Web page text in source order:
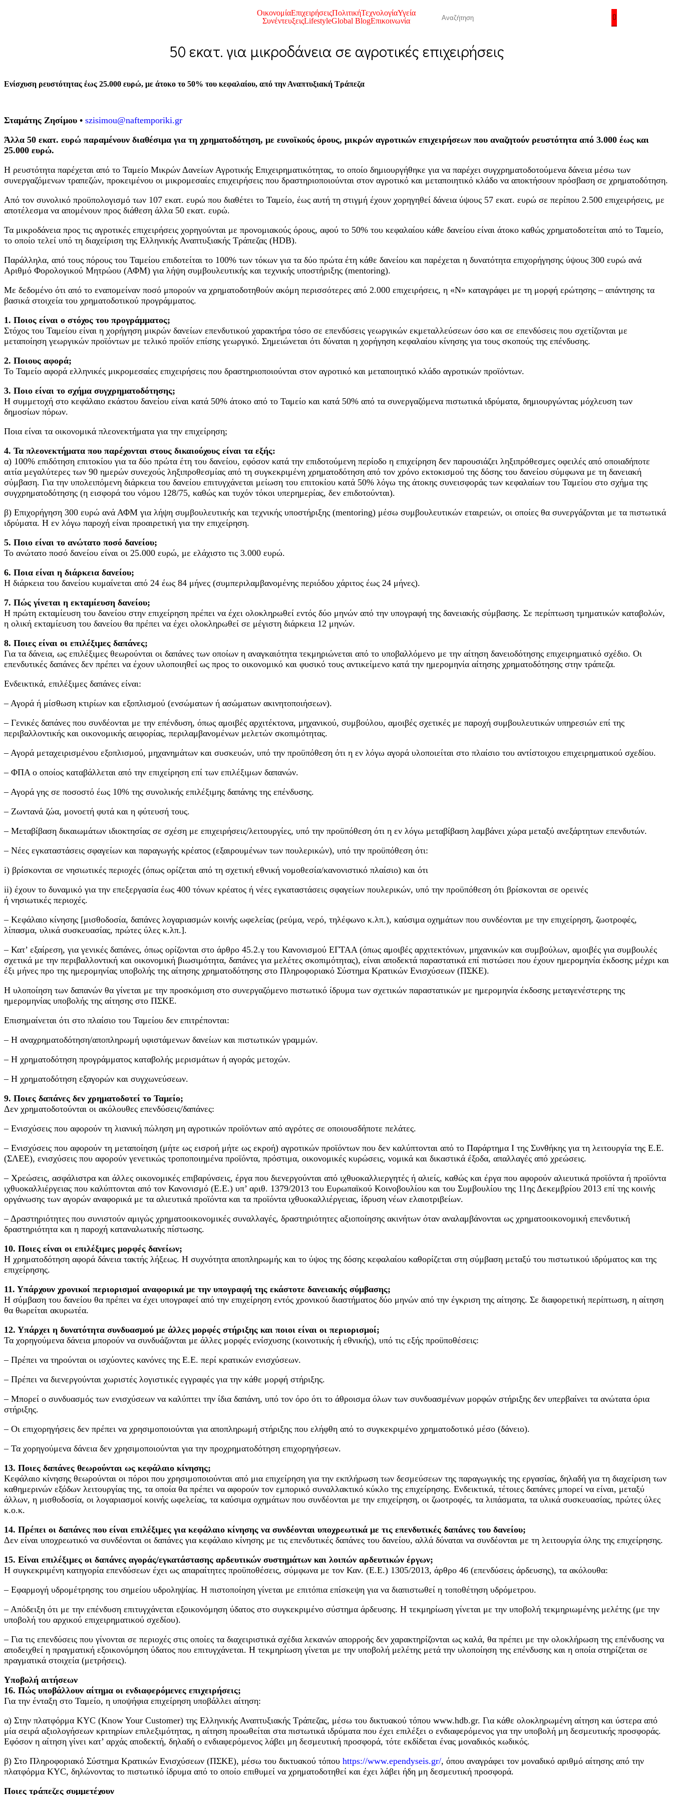
ΟικονομίαΕπιχειρήσειςΠολιτικήΤεχνολογίαΥγεία
ΣυνέντευξειςLifestyleGlobal BlogΕπικοινωνία
50 εκατ. για μικροδάνεια σε αγροτικές επιχειρήσεις
Ενίσχυση ρευστότητας έως 25.000 ευρώ, με άτοκο το 50% του κεφαλαίου, από την Αναπτυξιακή Τράπεζα
Σταμάτης Ζησίμου • szisimou@naftemporiki.gr
Άλλα 50 εκατ. ευρώ παραμένουν διαθέσιμα για τη χρηματοδότηση, με ευνοϊκούς όρους, μικρών αγροτικών επιχειρήσεων που αναζητούν ρευστότητα από 3.000 έως και
25.000 ευρώ.
Η ρευστότητα παρέχεται από το Ταμείο Μικρών Δανείων Αγροτικής Επιχειρηματικότητας, το οποίο δημιουργήθηκε για να παρέχει συγχρηματοδοτούμενα δάνεια μέσω των
συνεργαζόμενων τραπεζών, προκειμένου οι μικρομεσαίες επιχειρήσεις που δραστηριοποιούνται στον αγροτικό και μεταποιητικό κλάδο να αποκτήσουν πρόσβαση σε χρηματοδότηση.
Από τον συνολικό προϋπολογισμό των 107 εκατ. ευρώ που διαθέτει το Ταμείο, έως αυτή τη στιγμή έχουν χορηγηθεί δάνεια ύψους 57 εκατ. ευρώ σε περίπου 2.500 επιχειρήσεις, με
αποτέλεσμα να απομένουν προς διάθεση άλλα 50 εκατ. ευρώ.
Τα μικροδάνεια προς τις αγροτικές επιχειρήσεις χορηγούνται με προνομιακούς όρους, αφού το 50% του κεφαλαίου κάθε δανείου είναι άτοκο καθώς χρηματοδοτείται από το Ταμείο,
το οποίο τελεί υπό τη διαχείριση της Ελληνικής Αναπτυξιακής Τράπεζας (HDB).
Παράλληλα, από τους πόρους του Ταμείου επιδοτείται το 100% των τόκων για τα δύο πρώτα έτη κάθε δανείου και παρέχεται η δυνατότητα επιχορήγησης ύψους 300 ευρώ ανά
Αριθμό Φορολογικού Μητρώου (ΑΦΜ) για λήψη συμβουλευτικής και τεχνικής υποστήριξης (mentoring).
Με δεδομένο ότι από το εναπομείναν ποσό μπορούν να χρηματοδοτηθούν ακόμη περισσότερες από 2.000 επιχειρήσεις, η «Ν» καταγράφει με τη μορφή ερώτησης – απάντησης τα
βασικά στοιχεία του χρηματοδοτικού προγράμματος.
1. Ποιος είναι ο στόχος του προγράμματος;
Στόχος του Ταμείου είναι η χορήγηση μικρών δανείων επενδυτικού χαρακτήρα τόσο σε επενδύσεις γεωργικών εκμεταλλεύσεων όσο και σε επενδύσεις που σχετίζονται με
μεταποίηση γεωργικών προϊόντων με τελικό προϊόν επίσης γεωργικό. Σημειώνεται ότι δύναται η χορήγηση κεφαλαίου κίνησης για τους σκοπούς της επένδυσης.
2. Ποιους αφορά;
Το Ταμείο αφορά ελληνικές μικρομεσαίες επιχειρήσεις που δραστηριοποιούνται στον αγροτικό και μεταποιητικό κλάδο αγροτικών προϊόντων.
3. Ποιο είναι το σχήμα συγχρηματοδότησης;
H συμμετοχή στο κεφάλαιο εκάστου δανείου είναι κατά 50% άτοκο από το Ταμείο και κατά 50% από τα συνεργαζόμενα πιστωτικά ιδρύματα, δημιουργώντας μόχλευση των
δημοσίων πόρων.
Ποια είναι τα οικονομικά πλεονεκτήματα για την επιχείρηση;
4. Τα πλεονεκτήματα που παρέχονται στους δικαιούχους είναι τα εξής:
α) 100% επιδότηση επιτοκίου για τα δύο πρώτα έτη του δανείου, εφόσον κατά την επιδοτούμενη περίοδο η επιχείρηση δεν παρουσιάζει ληξιπρόθεσμες οφειλές από οποιαδήποτε
αιτία μεγαλύτερες των 90 ημερών συνεχούς ληξιπροθεσμίας από τη συγκεκριμένη χρηματοδότηση από τον χρόνο εκτοκισμού της δόσης του δανείου σύμφωνα με τη δανειακή
σύμβαση. Για την υπολειπόμενη διάρκεια του δανείου επιτυγχάνεται μείωση του επιτοκίου κατά 50% λόγω της άτοκης συνεισφοράς των κεφαλαίων του Ταμείου στο σχήμα της
συγχρηματοδότησης (η εισφορά του νόμου 128/75, καθώς και τυχόν τόκοι υπερημερίας, δεν επιδοτούνται).
β) Επιχορήγηση 300 ευρώ ανά ΑΦΜ για λήψη συμβουλευτικής και τεχνικής υποστήριξης (mentoring) μέσω συμβουλευτικών εταιρειών, οι οποίες θα συνεργάζονται με τα πιστωτικά
ιδρύματα. Η εν λόγω παροχή είναι προαιρετική για την επιχείρηση.
5. Ποιο είναι το ανώτατο ποσό δανείου;
Το ανώτατο ποσό δανείου είναι οι 25.000 ευρώ, με ελάχιστο τις 3.000 ευρώ.
6. Ποια είναι η διάρκεια δανείου;
Η διάρκεια του δανείου κυμαίνεται από 24 έως 84 μήνες (συμπεριλαμβανομένης περιόδου χάριτος έως 24 μήνες).
7. Πώς γίνεται η εκταμίευση δανείου;
Η πρώτη εκταμίευση του δανείου στην επιχείρηση πρέπει να έχει ολοκληρωθεί εντός δύο μηνών από την υπογραφή της δανειακής σύμβασης. Σε περίπτωση τμηματικών καταβολών,
η ολική εκταμίευση του δανείου θα πρέπει να έχει ολοκληρωθεί σε μέγιστη διάρκεια 12 μηνών.
8. Ποιες είναι οι επιλέξιμες δαπάνες;
Για τα δάνεια, ως επιλέξιμες θεωρούνται οι δαπάνες των οποίων η αναγκαιότητα τεκμηριώνεται από το υποβαλλόμενο με την αίτηση δανειοδότησης επιχειρηματικό σχέδιο. Οι
επενδυτικές δαπάνες δεν πρέπει να έχουν υλοποιηθεί ως προς το οικονομικό και φυσικό τους αντικείμενο κατά την ημερομηνία αίτησης χρηματοδότησης στην τράπεζα.
Ενδεικτικά, επιλέξιμες δαπάνες είναι:
– Αγορά ή μίσθωση κτιρίων και εξοπλισμού (ενσώματων ή ασώματων ακινητοποιήσεων).
– Γενικές δαπάνες που συνδέονται με την επένδυση, όπως αμοιβές αρχιτέκτονα, μηχανικού, συμβούλου, αμοιβές σχετικές με παροχή συμβουλευτικών υπηρεσιών επί της
περιβαλλοντικής και οικονομικής αειφορίας, περιλαμβανομένων μελετών σκοπιμότητας.
– Αγορά μεταχειρισμένου εξοπλισμού, μηχανημάτων και συσκευών, υπό την προϋπόθεση ότι η εν λόγω αγορά υλοποιείται στο πλαίσιο του αντίστοιχου επιχειρηματικού σχεδίου.
– ΦΠΑ ο οποίος καταβάλλεται από την επιχείρηση επί των επιλέξιμων δαπανών.
– Αγορά γης σε ποσοστό έως 10% της συνολικής επιλέξιμης δαπάνης της επένδυσης.
– Ζωντανά ζώα, μονοετή φυτά και η φύτευσή τους.
– Μεταβίβαση δικαιωμάτων ιδιοκτησίας σε σχέση με επιχειρήσεις/λειτουργίες, υπό την προϋπόθεση ότι η εν λόγω μεταβίβαση λαμβάνει χώρα μεταξύ ανεξάρτητων επενδυτών.
– Νέες εγκαταστάσεις σφαγείων και παραγωγής κρέατος (εξαιρουμένων των πουλερικών), υπό την προϋπόθεση ότι:
i) βρίσκονται σε νησιωτικές περιοχές (όπως ορίζεται από τη σχετική εθνική νομοθεσία/κανονιστικό πλαίσιο) και ότι
ii) έχουν το δυναμικό για την επεξεργασία έως 400 τόνων κρέατος ή νέες εγκαταστάσεις σφαγείων πουλερικών, υπό την προϋπόθεση ότι βρίσκονται σε ορεινές
ή νησιωτικές περιοχές.
– Κεφάλαιο κίνησης [μισθοδοσία, δαπάνες λογαριασμών κοινής ωφελείας (ρεύμα, νερό, τηλέφωνο κ.λπ.), καύσιμα οχημάτων που συνδέονται με την επιχείρηση, ζωοτροφές,
λίπασμα, υλικά συσκευασίας, πρώτες ύλες κ.λπ.].
– Κατ’ εξαίρεση, για γενικές δαπάνες, όπως ορίζονται στο άρθρο 45.2.γ του Κανονισμού ΕΓΤΑΑ (όπως αμοιβές αρχιτεκτόνων, μηχανικών και συμβούλων, αμοιβές για συμβουλές
σχετικά με την περιβαλλοντική και οικονομική βιωσιμότητα, δαπάνες για μελέτες σκοπιμότητας), είναι αποδεκτά παραστατικά επί πιστώσει που έχουν ημερομηνία έκδοσης μέχρι και
έξι μήνες προ της ημερομηνίας υποβολής της αίτησης χρηματοδότησης στο Πληροφοριακό Σύστημα Κρατικών Ενισχύσεων (ΠΣΚΕ).
Η υλοποίηση των δαπανών θα γίνεται με την προσκόμιση στο συνεργαζόμενο πιστωτικό ίδρυμα των σχετικών παραστατικών με ημερομηνία έκδοσης μεταγενέστερης της
ημερομηνίας υποβολής της αίτησης στο ΠΣΚΕ.
Επισημαίνεται ότι στο πλαίσιο του Ταμείου δεν επιτρέπονται:
– H αναχρηματοδότηση/αποπληρωμή υφιστάμενων δανείων και πιστωτικών γραμμών.
– Η χρηματοδότηση προγράμματος καταβολής μερισμάτων ή αγοράς μετοχών.
– Η χρηματοδότηση εξαγορών και συγχωνεύσεων.
9. Ποιες δαπάνες δεν χρηματοδοτεί το Ταμείο;
Δεν χρηματοδοτούνται οι ακόλουθες επενδύσεις/δαπάνες:
– Ενισχύσεις που αφορούν τη λιανική πώληση μη αγροτικών προϊόντων από αγρότες σε οποιουσδήποτε πελάτες.
– Ενισχύσεις που αφορούν τη μεταποίηση (μήτε ως εισροή μήτε ως εκροή) αγροτικών προϊόντων που δεν καλύπτονται από το Παράρτημα Ι της Συνθήκης για τη λειτουργία της Ε.Ε.
(ΣΛΕΕ), ενισχύσεις που αφορούν γενετικώς τροποποιημένα προϊόντα, πρόστιμα, οικονομικές κυρώσεις, νομικά και δικαστικά έξοδα, απαλλαγές από χρεώσεις.
– Χρεώσεις, ασφάλιστρα και άλλες οικονομικές επιβαρύνσεις, έργα που διενεργούνται από ιχθυοκαλλιεργητές ή αλιείς, καθώς και έργα που αφορούν αλιευτικά προϊόντα ή προϊόντα
ιχθυοκαλλιέργειας που καλύπτονται από τον Κανονισμό (Ε.Ε.) υπ’ αριθ. 1379/2013 του Ευρωπαϊκού Κοινοβουλίου και του Συμβουλίου της 11ης Δεκεμβρίου 2013 επί της κοινής
οργάνωσης των αγορών αναφορικά με τα αλιευτικά προϊόντα και τα προϊόντα ιχθυοκαλλιέργειας, ίδρυση νέων ελαιοτριβείων.
– Δραστηριότητες που συνιστούν αμιγώς χρηματοοικονομικές συναλλαγές, δραστηριότητες αξιοποίησης ακινήτων όταν αναλαμβάνονται ως χρηματοοικονομική επενδυτική
δραστηριότητα και η παροχή καταναλωτικής πίστωσης.
10. Ποιες είναι οι επιλέξιμες μορφές δανείων;
Η χρηματοδότηση αφορά δάνεια τακτής λήξεως. Η συχνότητα αποπληρωμής και το ύψος της δόσης κεφαλαίου καθορίζεται στη σύμβαση μεταξύ του πιστωτικού ιδρύματος και της
επιχείρησης.
11. Υπάρχουν χρονικοί περιορισμοί αναφορικά με την υπογραφή της εκάστοτε δανειακής σύμβασης;
Η σύμβαση του δανείου θα πρέπει να έχει υπογραφεί από την επιχείρηση εντός χρονικού διαστήματος δύο μηνών από την έγκριση της αίτησης. Σε διαφορετική περίπτωση, η αίτηση
θα θωρείται ακυρωτέα.
12. Υπάρχει η δυνατότητα συνδυασμού με άλλες μορφές στήριξης και ποιοι είναι οι περιορισμοί;
Τα χορηγούμενα δάνεια μπορούν να συνδυάζονται με άλλες μορφές ενίσχυσης (κοινοτικής ή εθνικής), υπό τις εξής προϋποθέσεις:
– Πρέπει να τηρούνται οι ισχύοντες κανόνες της Ε.Ε. περί κρατικών ενισχύσεων.
– Πρέπει να διενεργούνται χωριστές λογιστικές εγγραφές για την κάθε μορφή στήριξης.
– Μπορεί ο συνδυασμός των ενισχύσεων να καλύπτει την ίδια δαπάνη, υπό τον όρο ότι το άθροισμα όλων των συνδυασμένων μορφών στήριξης δεν υπερβαίνει τα ανώτατα όρια
στήριξης.
– Οι επιχορηγήσεις δεν πρέπει να χρησιμοποιούνται για αποπληρωμή στήριξης που ελήφθη από το συγκεκριμένο χρηματοδοτικό μέσο (δάνειο).
– Τα χορηγούμενα δάνεια δεν χρησιμοποιούνται για την προχρηματοδότηση επιχορηγήσεων.
13. Ποιες δαπάνες θεωρούνται ως κεφάλαιο κίνησης;
Κεφάλαιο κίνησης θεωρούνται οι πόροι που χρησιμοποιούνται από μια επιχείρηση για την εκπλήρωση των δεσμεύσεων της παραγωγικής της εργασίας, δηλαδή για τη διαχείριση των
καθημερινών εξόδων λειτουργίας της, τα οποία θα πρέπει να αφορούν τον εμπορικό συναλλακτικό κύκλο της επιχείρησης. Ενδεικτικά, τέτοιες δαπάνες μπορεί να είναι, μεταξύ
άλλων, η μισθοδοσία, οι λογαριασμοί κοινής ωφελείας, τα καύσιμα οχημάτων που συνδέονται με την επιχείρηση, οι ζωοτροφές, τα λιπάσματα, τα υλικά συσκευασίας, πρώτες ύλες
κ.ο.κ.
14. Πρέπει οι δαπάνες που είναι επιλέξιμες για κεφάλαιο κίνησης να συνδέονται υποχρεωτικά με τις επενδυτικές δαπάνες του δανείου;
Δεν είναι υποχρεωτικό να συνδέονται οι δαπάνες για κεφάλαιο κίνησης με τις επενδυτικές δαπάνες του δανείου, αλλά δύναται να συνδέονται με τη λειτουργία όλης της επιχείρησης.
15. Είναι επιλέξιμες οι δαπάνες αγοράς/εγκατάστασης αρδευτικών συστημάτων και λοιπών αρδευτικών έργων;
Η συγκεκριμένη κατηγορία επενδύσεων έχει ως απαραίτητες προϋποθέσεις, σύμφωνα με τον Καν. (E.E.) 1305/2013, άρθρο 46 (επενδύσεις άρδευσης), τα ακόλουθα:
– Εφαρμογή υδρομέτρησης του σημείου υδροληψίας. Η πιστοποίηση γίνεται με επιτόπια επίσκεψη για να διαπιστωθεί η τοποθέτηση υδρόμετρου.
– Απόδειξη ότι με την επένδυση επιτυγχάνεται εξοικονόμηση ύδατος στο συγκεκριμένο σύστημα άρδευσης. Η τεκμηρίωση γίνεται με την υποβολή τεκμηριωμένης μελέτης (με την
υποβολή του αρχικού επιχειρηματικού σχεδίου).
– Για τις επενδύσεις που γίνονται σε περιοχές στις οποίες τα διαχειριστικά σχέδια λεκανών απορροής δεν χαρακτηρίζονται ως καλά, θα πρέπει με την ολοκλήρωση της επένδυσης να
αποδειχθεί η πραγματική εξοικονόμηση ύδατος που επιτυγχάνεται. Η τεκμηρίωση γίνεται με την υποβολή μελέτης μετά την υλοποίηση της επένδυσης και η οποία στηρίζεται σε
πραγματικά στοιχεία (μετρήσεις).
Υποβολή αιτήσεων
16. Πώς υποβάλλουν αίτημα οι ενδιαφερόμενες επιχειρήσεις;
Για την ένταξη στο Ταμείο, η υποψήφια επιχείρηση υποβάλλει αίτηση:
α) Στην πλατφόρμα KYC (Know Your Customer) της Ελληνικής Αναπτυξιακής Τράπεζας, μέσω του δικτυακού τόπου www.hdb.gr. Για κάθε ολοκληρωμένη αίτηση και ύστερα από
μία σειρά αξιολογήσεων κριτηρίων επιλεξιμότητας, η αίτηση προωθείται στα πιστωτικά ιδρύματα που έχει επιλέξει ο ενδιαφερόμενος για την υποβολή μη δεσμευτικής προσφοράς.
Εφόσον η αίτηση γίνει κατ’ αρχάς αποδεκτή, δηλαδή ο ενδιαφερόμενος λάβει μη δεσμευτική προσφορά, τότε εκδίδεται ένας μοναδικός κωδικός.
β) Στο Πληροφοριακό Σύστημα Κρατικών Ενισχύσεων (ΠΣΚΕ), μέσω του δικτυακού τόπου https://www.ependyseis.gr/, όπου αναγράφει τον μοναδικό αριθμό αίτησης από την
πλατφόρμα KYC, δηλώνοντας το πιστωτικό ίδρυμα από το οποίο επιθυμεί να χρηματοδοτηθεί και έχει λάβει ήδη μη δεσμευτική προσφορά.
Ποιες τράπεζες συμμετέχουν